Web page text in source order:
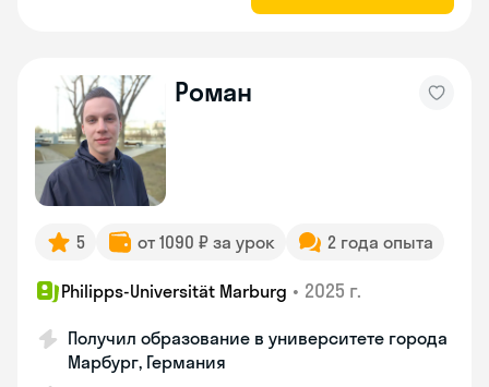
Роман
5 от 1090 ₽ за урок 2 года опыта
Philipps-Universität Marburg • 2025 г.
Получил образование в университете города
Марбург, Германия